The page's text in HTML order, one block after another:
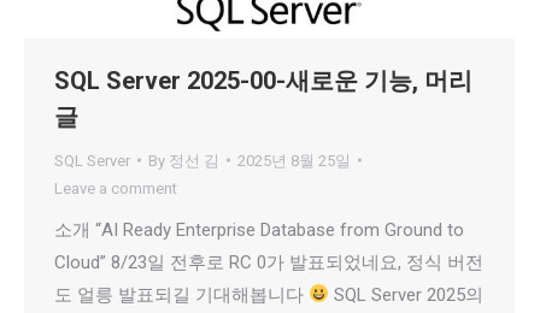
SQL Server 2025-00-새로운 기능, 머리
글
SQL Server By 정선 김
2025년 8월 25일
Leave a comment
소개 “AI Ready Enterprise Database from Ground to
Cloud” 8/23일 전후로 RC 0가 발표되었네요, 정식 버전
도 얼릉 발표되길 기대해봅니다
SQL Server 2025의